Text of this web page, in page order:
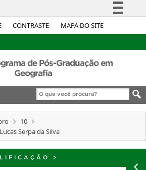
CONTRASTE MAPA DO SITE
Simplifique!
Acesso à informação
Legislação
Canais
de Pós-Graduação em
Geografia
10
Serpa da Silva
>